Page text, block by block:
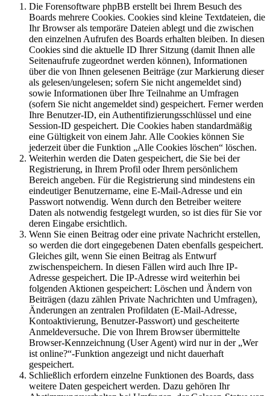
Die Forensoftware phpBB erstellt bei Ihrem Besuch des
Boards mehrere Cookies. Cookies sind kleine Textdateien, die
Ihr Browser als temporäre Dateien ablegt und die zwischen
den einzelnen Aufrufen des Boards erhalten bleiben. In diesen
Cookies sind die aktuelle ID Ihrer Sitzung (damit Ihnen alle
Seitenaufrufe zugeordnet werden können), Informationen
über die von Ihnen gelesenen Beiträge (zur Markierung dieser
als gelesen/ungelesen; sofern Sie nicht angemeldet sind)
sowie Informationen über Ihre Teilnahme an Umfragen
(sofern Sie nicht angemeldet sind) gespeichert. Ferner werden
Ihre Benutzer-ID, ein Authentifizierungsschlüssel und eine
Session-ID gespeichert. Die Cookies haben standardmäßig
eine Gültigkeit von einem Jahr. Alle Cookies können Sie
jederzeit über die Funktion „Alle Cookies löschen“ löschen.
Weiterhin werden die Daten gespeichert, die Sie bei der
Registrierung, in Ihrem Profil oder Ihrem persönlichem
Bereich angeben. Für die Registrierung sind mindestens ein
eindeutiger Benutzername, eine E-Mail-Adresse und ein
Passwort notwendig. Wenn durch den Betreiber weitere
Daten als notwendig festgelegt wurden, so ist dies für Sie vor
deren Eingabe ersichtlich.
Wenn Sie einen Beitrag oder eine private Nachricht erstellen,
so werden die dort eingegebenen Daten ebenfalls gespeichert.
Gleiches gilt, wenn Sie einen Beitrag als Entwurf
zwischenspeichern. In diesen Fällen wird auch Ihre IP-
Adresse gespeichert. Die IP-Adresse wird weiterhin bei
folgenden Aktionen gespeichert: Löschen und Ändern von
Beiträgen (dazu zählen Private Nachrichten und Umfragen),
Änderungen an zentralen Profildaten (E-Mail-Adresse,
Kontoaktivierung, Benutzer-Passwort) und gescheiterte
Anmeldeversuche. Die von Ihrem Browser übermittelte
Browser-Kennzeichnung (User Agent) wird nur in der „Wer
ist online?“-Funktion angezeigt und nicht dauerhaft
gespeichert.
Schließlich erfordern einzelne Funktionen des Boards, dass
weitere Daten gespeichert werden. Dazu gehören Ihr